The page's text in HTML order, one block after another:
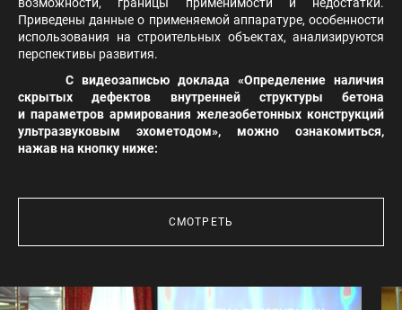
Приведены данные о применяемой аппаратуре, особенности
использования на строительных объектах, анализируются
перспективы развития.
С видеозаписью доклада «Определение наличия
скрытых дефектов внутренней структуры бетона
и параметров армирования железобетонных конструкций
ультразвуковым эхометодом», можно ознакомиться,
нажав на кнопку ниже:
СМОТРЕТЬ